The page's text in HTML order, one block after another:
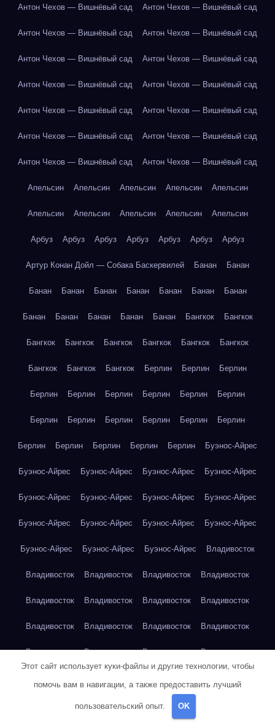
Антон Чехов — Вишнёвый сад Антон Чехов — Вишнёвый сад
Антон Чехов — Вишнёвый сад Антон Чехов — Вишнёвый сад
Антон Чехов — Вишнёвый сад Антон Чехов — Вишнёвый сад
Антон Чехов — Вишнёвый сад Антон Чехов — Вишнёвый сад
Антон Чехов — Вишнёвый сад Антон Чехов — Вишнёвый сад
Антон Чехов — Вишнёвый сад Антон Чехов — Вишнёвый сад
Антон Чехов — Вишнёвый сад Антон Чехов — Вишнёвый сад
Апельсин Апельсин Апельсин Апельсин Апельсин
Апельсин Апельсин Апельсин Апельсин Апельсин
Арбуз Арбуз Арбуз Арбуз Арбуз Арбуз Арбуз
Артур Конан Дойл — Собака Баскервилей Банан Банан
Банан Банан Банан Банан Банан Банан Банан
Банан Банан Банан Банан Банан Бангкок Бангкок
Бангкок Бангкок Бангкок Бангкок Бангкок Бангкок
Бангкок Бангкок Бангкок Берлин Берлин Берлин
Берлин Берлин Берлин Берлин Берлин Берлин
Берлин Берлин Берлин Берлин Берлин Берлин
Берлин Берлин Берлин Берлин Берлин Буэнос-Айрес
Буэнос-Айрес Буэнос-Айрес Буэнос-Айрес Буэнос-Айрес
Буэнос-Айрес Буэнос-Айрес Буэнос-Айрес Буэнос-Айрес
Буэнос-Айрес Буэнос-Айрес Буэнос-Айрес Буэнос-Айрес
Буэнос-Айрес Буэнос-Айрес Буэнос-Айрес Владивосток
Владивосток Владивосток Владивосток Владивосток
Владивосток Владивосток Владивосток Владивосток
Владивосток Владивосток Владивосток Владивосток
Владивосток Владивосток Владивосток Владивосток
Воронеж Воронеж Воронеж Воронеж
Этот сайт использует куки-файлы и другие технологии, чтобы
помочь вам в навигации, а также предоставить лучший
пользовательский опыт. OK